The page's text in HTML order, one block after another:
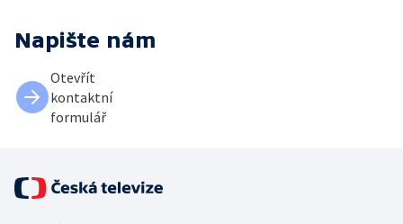
Napište nám
Otevřít
kontaktní
formulář